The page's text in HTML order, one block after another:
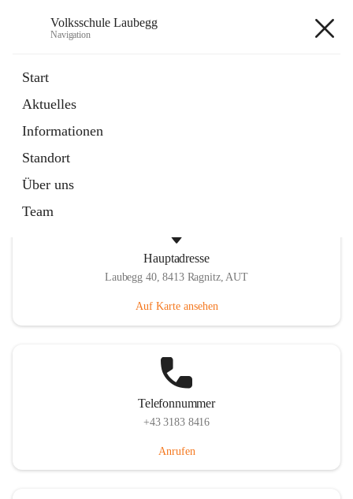
Volksschule Laubegg
Navigation
Start
Aktuelles
Informationen
Standort
Über uns
Team
Artikel
in
Tab
Hauptadresse
Laubegg 40, 8413 Ragnitz, AUT
Auf Karte ansehen
Telefonnummer
+43 3183 8416
Anrufen